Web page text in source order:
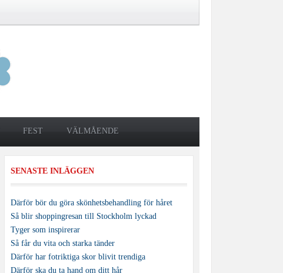
FEST VÄLMÅENDE
SENASTE INLÄGGEN
Därför bör du göra skönhetsbehandling för håret
Så blir shoppingresan till Stockholm lyckad
Tyger som inspirerar
Så får du vita och starka tänder
Därför har fotriktiga skor blivit trendiga
Därför ska du ta hand om ditt hår